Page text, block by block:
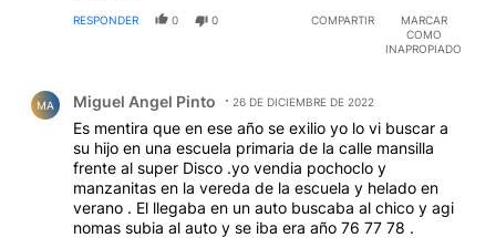
RESPONDER 0 0 COMPARTIR
MARCAR
COMO
INAPROPIADO
MA Miguel Angel Pinto 26 DE DICIEMBRE DE 2022
Es mentira que en ese año se exilio yo lo vi buscar a
su hijo en una escuela primaria de la calle mansilla
frente al super Disco .yo vendia pochoclo y
manzanitas en la vereda de la escuela y helado en
verano . El llegaba en un auto buscaba al chico y agi
nomas subia al auto y se iba era año 76 77 78 .